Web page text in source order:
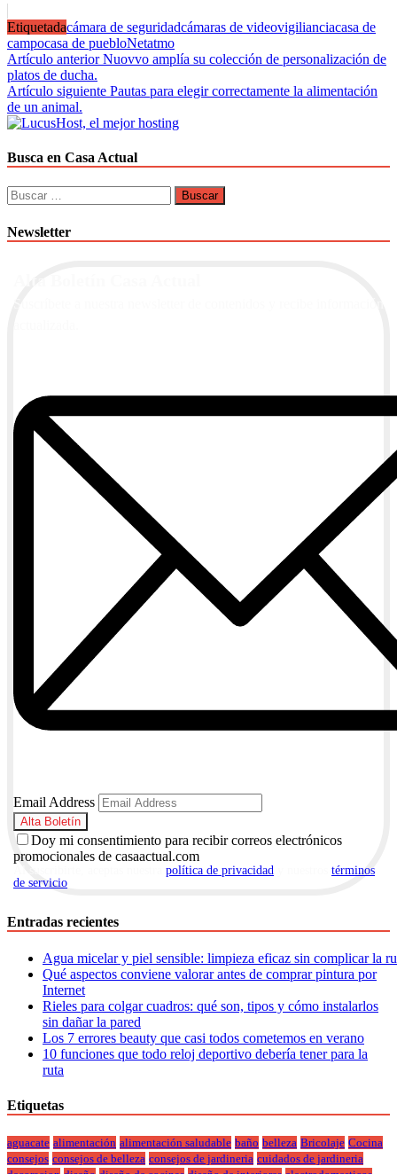
Etiquetadacámara de seguridadcámaras de videovigilianciacasa de
campocasa de puebloNetatmo
Navegación
de
entradas
Artículo anterior Nuovvo amplía su colección de personalización de
platos de ducha.
Artículo siguiente Pautas para elegir correctamente la alimentación
de un animal.
Busca en Casa Actual
Buscar:
Newsletter
Email Address
Doy mi consentimiento para recibir correos electrónicos
promocionales de casaactual.com
política de privacidad
términos
de servicio
Entradas recientes
Agua micelar y piel sensible: limpieza eficaz sin complicar la
Qué aspectos conviene valorar antes de comprar pintura por
Internet
Rieles para colgar cuadros: qué son, tipos y cómo instalarlos
sin dañar la pared
Los 7 errores beauty que casi todos cometemos en verano
10 funciones que todo reloj deportivo debería tener para la
ruta
Etiquetas
aguacate alimentación alimentación saludable baño belleza Bricolaje Cocina
consejos consejos de belleza consejos de jardineria cuidados de jardineria